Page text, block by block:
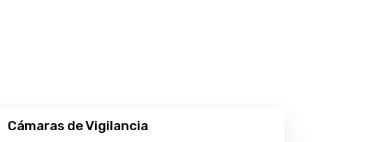
Cámaras de Vigilancia